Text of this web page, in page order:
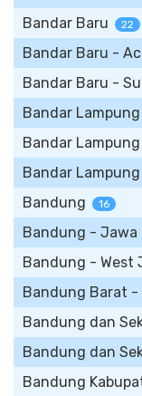
Bandar Baru 22
Bandar Baru -
Bandar Baru -
Bandar Lampung
Bandar
Bandar
Bandung 16
Bandung - Jawa
Bandung - West
Bandung Barat -
Bandung dan
Bandung dan
Bandung